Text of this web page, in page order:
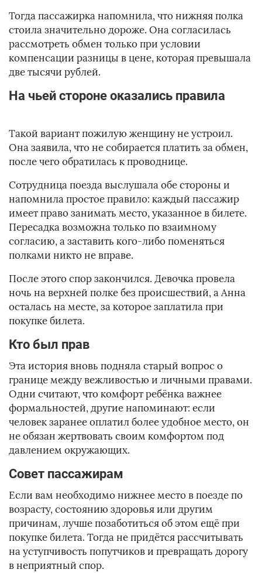
Тогда пассажирка напомнила, что нижняя полка
стоила значительно дороже. Она согласилась
рассмотреть обмен только при условии
компенсации разницы в цене, которая превышала
две тысячи рублей.
На чьей стороне оказались правила
Такой вариант пожилую женщину не устроил.
Она заявила, что не собирается платить за обмен,
после чего обратилась к проводнице.
Сотрудница поезда выслушала обе стороны и
напомнила простое правило: каждый пассажир
имеет право занимать место, указанное в билете.
Пересадка возможна только по взаимному
согласию, а заставить кого-либо поменяться
полками никто не вправе.
После этого спор закончился. Девочка провела
ночь на верхней полке без происшествий, а Анна
осталась на месте, за которое заплатила при
покупке билета.
Кто был прав
Эта история вновь подняла старый вопрос о
границе между вежливостью и личными правами.
Одни считают, что комфорт ребёнка важнее
формальностей, другие напоминают: если
человек заранее оплатил более удобное место, он
не обязан жертвовать своим комфортом под
давлением окружающих.
Совет пассажирам
Если вам необходимо нижнее место в поезде по
возрасту, состоянию здоровья или другим
причинам, лучше позаботиться об этом ещё при
покупке билета. Тогда не придётся рассчитывать
на уступчивость попутчиков и превращать дорогу
в неприятный спор.